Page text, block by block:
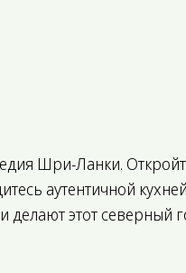
Шри-Ланки.
аутентичной
этот северный